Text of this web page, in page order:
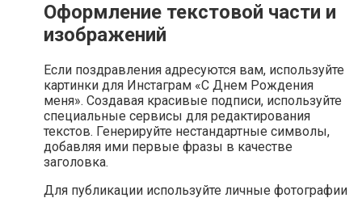
Оформление текстовой части и
изображений
Если поздравления адресуются вам, используйте
картинки для Инстаграм «С Днем Рождения
меня». Создавая красивые подписи, используйте
специальные сервисы для редактирования
текстов. Генерируйте нестандартные символы,
добавляя ими первые фразы в качестве
заголовка.
Для публикации используйте личные фотографии